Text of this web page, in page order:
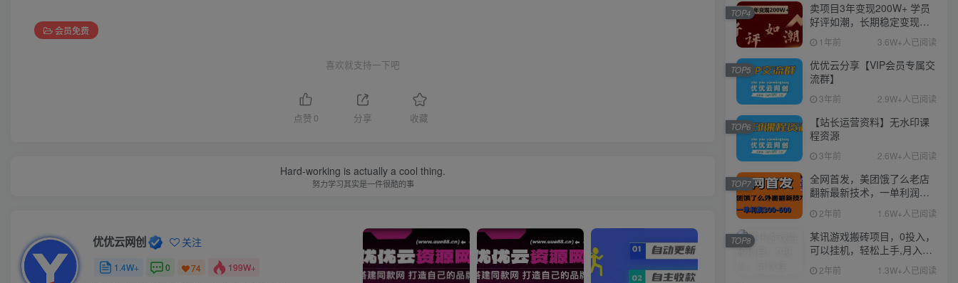
会员免费
喜欢就支持一下吧
点赞 0 分享 收藏
Hard-working is actually a cool thing.
努力学习其实是一件很酷的事
优优云网创 关注
1.4W+ 0 74 199W+
卖项目3年变现200W+ 学员
好评如潮，长期稳定变现，
可以一直干到老！
1年前 3.6W+人已阅读
TOP4
优优云分享【VIP会员专属交
流群】
3年前 2.9W+人已阅读
TOP5
【站长运营资料】无水印课
程资源
3年前 2.6W+人已阅读
TOP6
全网首发，美团饿了么老店
翻新最新技术，一单利润
300-600
2年前 1.6W+人已阅读
TOP7
某讯游戏搬砖项目，0投入，
可以挂机，轻松上手,月入
3000+上不封顶
2年前 1.3W+人已阅读
TOP8